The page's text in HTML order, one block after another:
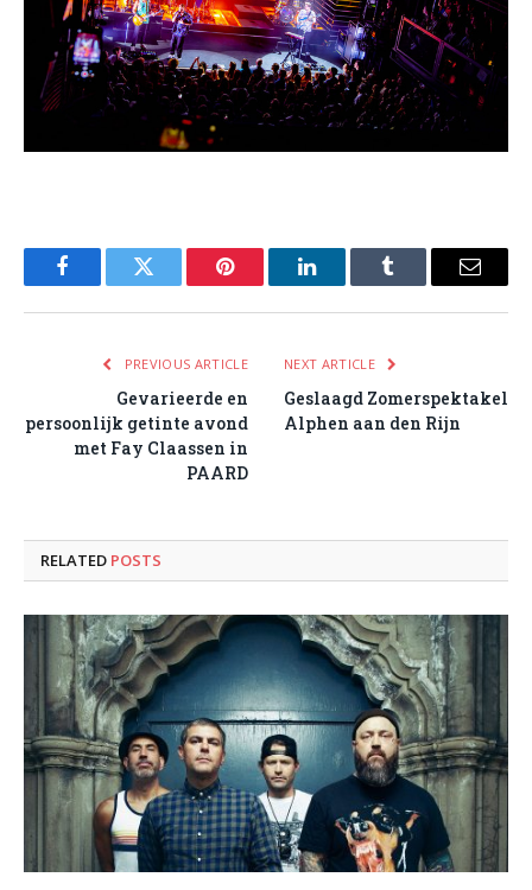
FacebookTwitter Pinterest LinkedInTumblr Email
PREVIOUS ARTICLE
Gevarieerde en
persoonlijk getinte avond
met Fay Claassen in
PAARD
NEXT ARTICLE
Geslaagd Zomerspektakel
Alphen aan den Rijn
RELATED POSTS